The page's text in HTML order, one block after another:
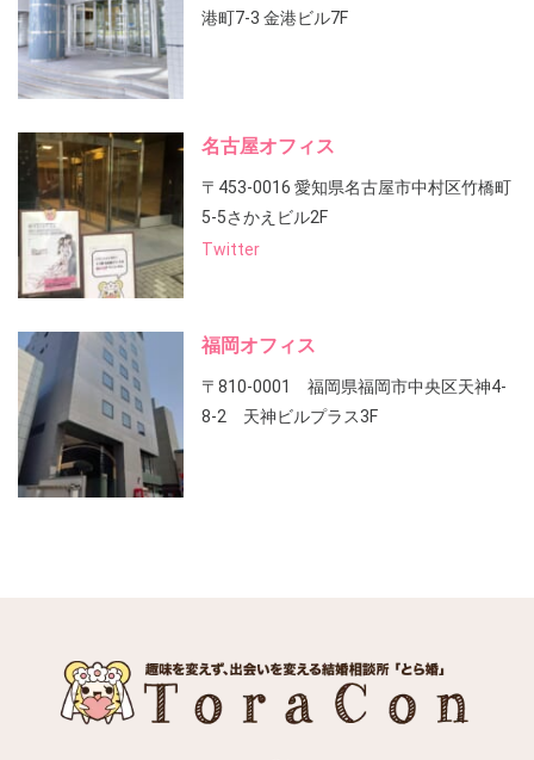
港町7-3 金港ビル7F
名古屋オフィス
〒453-0016 愛知県名古屋市中村区竹橋町
5-5さかえビル2F
Twitter
福岡オフィス
〒810-0001 福岡県福岡市中央区天神4-
8-2 天神ビルプラス3F